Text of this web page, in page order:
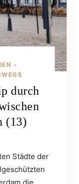
•
durch
(13)
Städte der